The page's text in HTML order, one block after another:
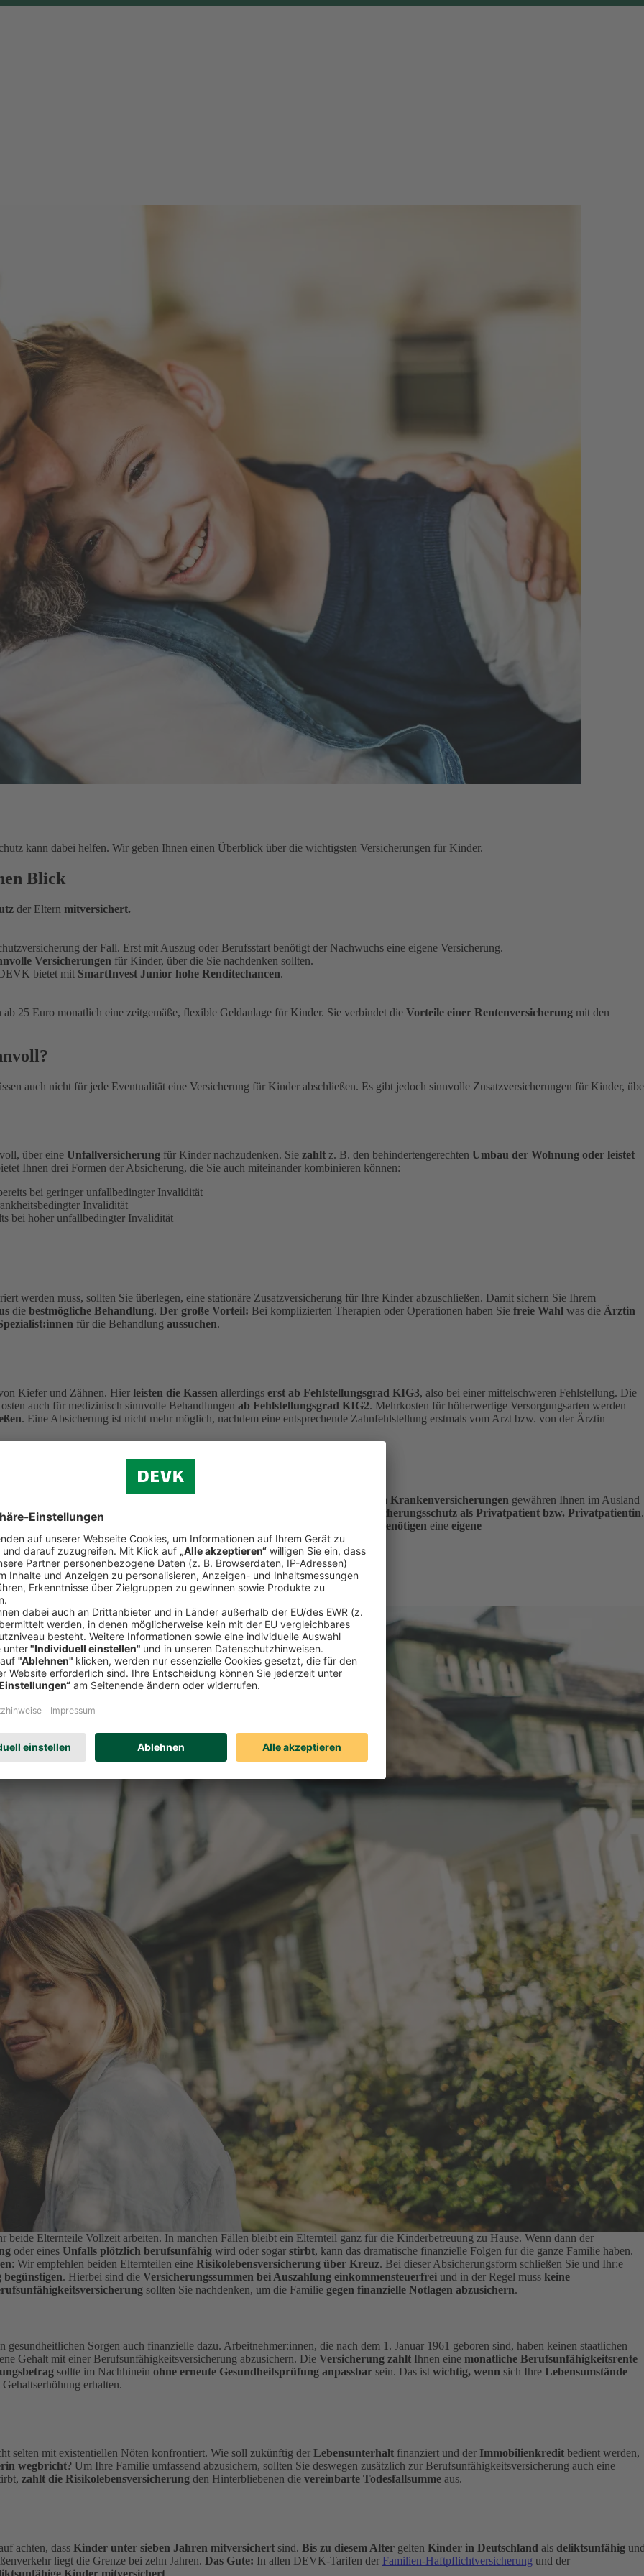
kann dabei helfen. Wir geben Ihnen einen Überblick über die wichtigsten Versicherungen für Kinder.
Blick
der Eltern mitversichert.
der Fall. Erst mit Auszug oder Berufsstart benötigt der Nachwuchs eine eigene Versicherung.
Versicherungen für Kinder, über die Sie nachdenken sollten.
bietet mit SmartInvest Junior hohe Renditechancen.
25 Euro monatlich eine zeitgemäße, flexible Geldanlage für Kinder. Sie verbindet die Vorteile einer Rentenversicherung mit den
auch nicht für jede Eventualität eine Versicherung für Kinder abschließen. Es gibt jedoch sinnvolle Zusatzversicherungen für Kinder,
über eine Unfallversicherung für Kinder nachzudenken. Sie zahlt z. B. den behindertengerechten Umbau der Wohnung oder leistet
Ihnen drei Formen der Absicherung, die Sie auch miteinander kombinieren können:
bei geringer unfallbedingter Invalidität
Invalidität
bei hoher unfallbedingter Invalidität
werden muss, sollten Sie überlegen, eine stationäre Zusatzversicherung für Ihre Kinder abzuschließen. Damit sichern Sie Ihrem
die bestmögliche Behandlung. Der große Vorteil: Bei komplizierten Therapien oder Operationen haben Sie freie Wahl was die Ärztin
für die Behandlung aussuchen.
Kiefer und Zähnen. Hier leisten die Kassen allerdings erst ab Fehlstellungsgrad KIG3, also bei einer mittelschweren Fehlstellung. Die
auch für medizinisch sinnvolle Behandlungen ab Fehlstellungsgrad KIG2. Mehrkosten für höherwertige Versorgungsarten werden
. Eine Absicherung ist nicht mehr möglich, nachdem eine entsprechende Zahnfehlstellung erstmals vom Arzt bzw. von der Ärztin
Sie eine Auslandsreisekrankenversicherung abschließen. Denn die gesetzlichen Krankenversicherungen gewähren Ihnen im Ausland
Auslandsreisekrankenversicherung der DEVK weltweiten Versicherungsschutz als Privatpatient bzw. Privatpatientin.
Leistungen bei Ärzt:innen, Zahnärzt:innen und im Krankenhaus.
Kinder benötigen eine eigene
Elternteile Vollzeit arbeiten. In manchen Fällen bleibt ein Elternteil ganz für die Kinderbetreuung zu Hause. Wenn dann der
oder eines Unfalls plötzlich berufsunfähig wird oder sogar stirbt, kann das dramatische finanzielle Folgen für die ganze Familie haben.
: Wir empfehlen beiden Elternteilen eine Risikolebensversicherung über Kreuz. Bei dieser Absicherungsform schließen Sie und Ihr:e
begünstigen. Hierbei sind die Versicherungssummen bei Auszahlung einkommensteuerfrei und in der Regel muss keine
sollten Sie nachdenken, um die Familie gegen finanzielle Notlagen abzusichern.
Sorgen auch finanzielle dazu. Arbeitnehmer:innen, die nach dem 1. Januar 1961 geboren sind, haben keinen staatlichen
Gehalt mit einer Berufsunfähigkeitsversicherung abzusichern. Die Versicherung zahlt Ihnen eine monatliche Berufsunfähigkeitsrente
sollte im Nachhinein ohne erneute Gesundheitsprüfung anpassbar sein. Das ist wichtig, wenn sich Ihre Lebensumstände
erhalten.
selten mit existentiellen Nöten konfrontiert. Wie soll zukünftig der Lebensunterhalt finanziert und der Immobilienkredit bedient werden,
wegbricht? Um Ihre Familie umfassend abzusichern, sollten Sie deswegen zusätzlich zur Berufsunfähigkeitsversicherung auch eine
zahlt die Risikolebensversicherung den Hinterbliebenen die vereinbarte Todesfallsumme aus.
achten, dass Kinder unter sieben Jahren mitversichert sind. Bis zu diesem Alter gelten Kinder in Deutschland als deliktsunfähig
liegt die Grenze bei zehn Jahren. Das Gute: In allen DEVK-Tarifen der Familien-Haftpflichtversicherung und der